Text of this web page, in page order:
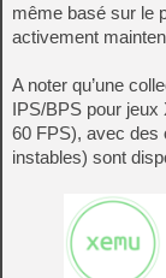
même basé sur le
activement
A noter qu’une
IPS/BPS pour jeux
60 FPS), avec des
instables) sont